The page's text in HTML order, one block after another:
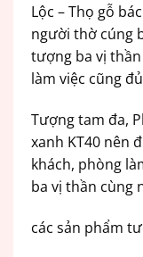
Lộc – Thọ gỗ
người thờ cúng
tượng ba vị
làm việc cũng
Tượng tam đa,
xanh KT40 nên
khách, phòng
ba vị thần cùng
các sản phẩm